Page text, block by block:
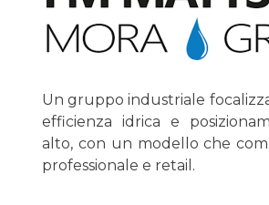
Un gruppo industriale
efficienza idrica e
alto, con un modello che
professionale e retail.